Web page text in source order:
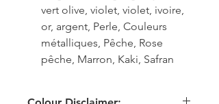
vert olive, violet, violet, ivoire,
or, argent, Perle, Couleurs
métalliques, Pêche, Rose
pêche, Marron, Kaki, Safran